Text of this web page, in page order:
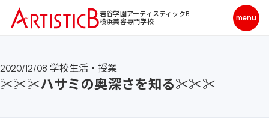
岩谷学園アーティスティックB
横浜美容専門学校
2020/12/08 学校生活・授業
✂✂✂ハサミの奥深さを知る✂✂✂